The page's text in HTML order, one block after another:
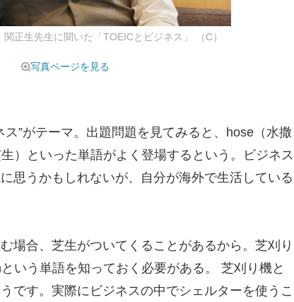
関正生先生に聞いた「TOEICとビジネス」 （C）
写真ページを見る
”がテーマ。出題問題を見てみると、hose（水撒
）といった単語がよく登場するという。ビジネス
思うかもしれないが、自分が海外で生活している
場合、芝生がついてくることがあるから。芝刈り
いう単語を知っておく必要がある。 芝刈り機と
です。実際にビジネスの中でシェルターを使うこ